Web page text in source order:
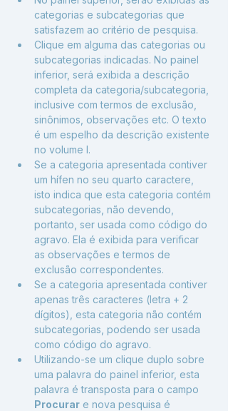
categorias e subcategorias que
satisfazem ao critério de pesquisa.
Clique em alguma das categorias ou
subcategorias indicadas. No painel
inferior, será exibida a descrição
completa da categoria/subcategoria,
inclusive com termos de exclusão,
sinônimos, observações etc. O texto
é um espelho da descrição existente
no volume I.
Se a categoria apresentada contiver
um hífen no seu quarto caractere,
isto indica que esta categoria contém
subcategorias, não devendo,
portanto, ser usada como código do
agravo. Ela é exibida para verificar
as observações e termos de
exclusão correspondentes.
Se a categoria apresentada contiver
apenas três caracteres (letra + 2
dígitos), esta categoria não contém
subcategorias, podendo ser usada
como código do agravo.
Utilizando-se um clique duplo sobre
uma palavra do painel inferior, esta
palavra é transposta para o campo
Procurar e nova pesquisa é